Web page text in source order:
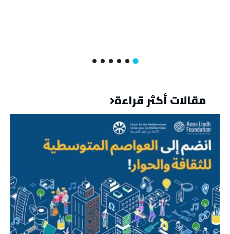
مقالات أكثر قراءة